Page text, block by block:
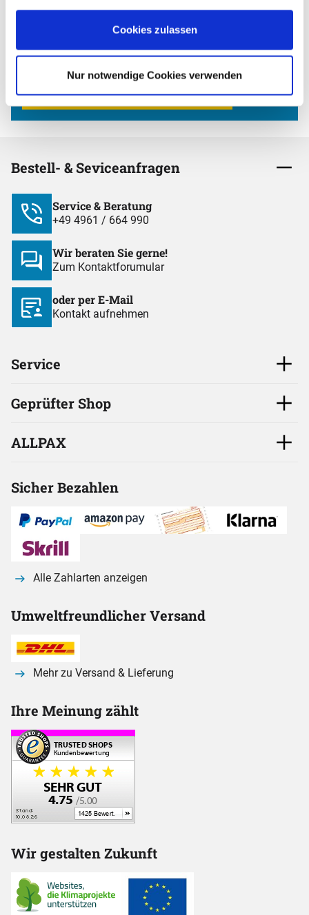
Cookies zulassen
Nur notwendige Cookies verwenden
ALLPAX Newsletter bestellen
Gutscheincode
erhalten
Jetzt anmelden und profitieren!
Bestell- & Seviceanfragen
Service & Beratung
+49 4961 / 664 990
Wir beraten Sie gerne!
Zum Kontaktforumular
oder per E-Mail
Kontakt aufnehmen
Service
Geprüfter Shop
ALLPAX
Sicher Bezahlen
Alle Zahlarten anzeigen
Umweltfreundlicher Versand
Mehr zu Versand & Lieferung
Ihre Meinung zählt
Wir gestalten Zukunft